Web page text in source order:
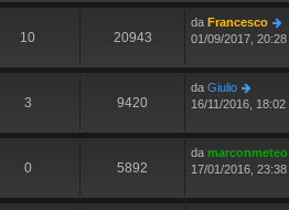
10 20943
da Francesco
01/09/2017, 20:28
3 9420
da Giulio
16/11/2016, 18:02
0 5892
da marconmeteo
17/01/2016, 23:38